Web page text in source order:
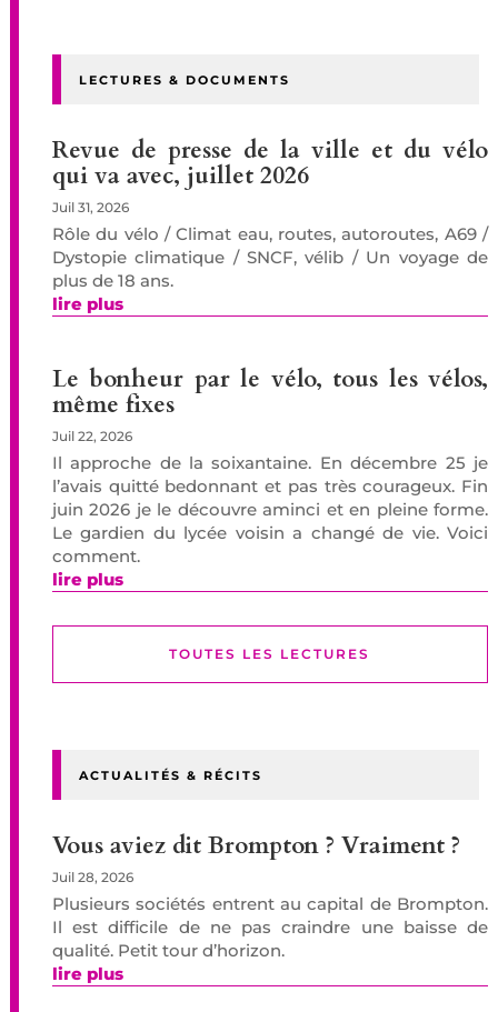
LECTURES & DOCUMENTS
Revue de presse de la ville et du vélo
qui va avec, juillet 2026
Juil 31, 2026
Rôle du vélo / Climat eau, routes, autoroutes, A69 /
Dystopie climatique / SNCF, vélib / Un voyage de
plus de 18 ans.
lire plus
Le bonheur par le vélo, tous les vélos,
même fixes
Juil 22, 2026
Il approche de la soixantaine. En décembre 25 je
l’avais quitté bedonnant et pas très courageux. Fin
juin 2026 je le découvre aminci et en pleine forme.
Le gardien du lycée voisin a changé de vie. Voici
comment.
lire plus
TOUTES LES LECTURES
ACTUALITÉS & RÉCITS
Vous aviez dit Brompton ? Vraiment ?
Juil 28, 2026
Plusieurs sociétés entrent au capital de Brompton.
Il est difficile de ne pas craindre une baisse de
qualité. Petit tour d’horizon.
lire plus